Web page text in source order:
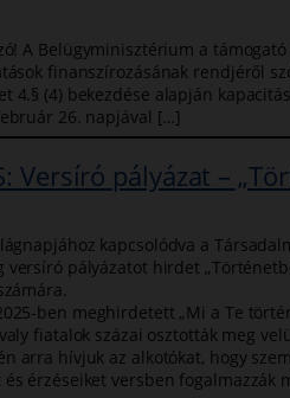
A Belügyminisztérium a támogató
finanszírozásának rendjéről
4.§ (4) bekezdése alapján
26. napjával […]
Versíró pályázat –
kapcsolódva a
versíró pályázatot hirdet
ben meghirdetett „Mi a Te
fiatalok százai osztották meg
arra hívjuk az alkotókat, hogy
érzéseiket versben fogalmazzák